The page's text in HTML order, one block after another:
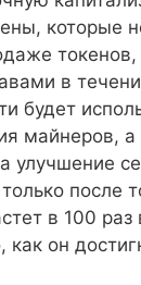
которые
в
будет
майнеров, а
улучшение
после
в 100 раз
как он